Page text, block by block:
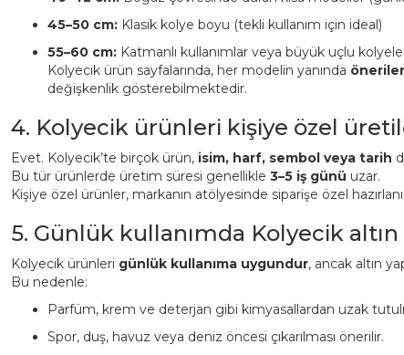
45–50 cm: Klasik kolye boyu (tekli kullanım için ideal)
55–60 cm: Katmanlı kullanımlar veya büyük uçlu
Kolyecik ürün sayfalarında, her modelin yanında
değişkenlik gösterebilmektedir.
4. Kolyecik ürünleri kişiye özel
Evet. Kolyecik’te birçok ürün, isim, harf, sembol veya tarih
Bu tür ürünlerde üretim süresi genellikle 3–5 iş günü uzar.
Kişiye özel ürünler, markanın atölyesinde siparişe özel
5. Günlük kullanımda Kolyecik
Kolyecik ürünleri günlük kullanıma uygundur, ancak altın
Bu nedenle:
Parfüm, krem ve deterjan gibi kimyasallardan uzak
Spor, duş, havuz veya deniz öncesi çıkarılması önerilir.